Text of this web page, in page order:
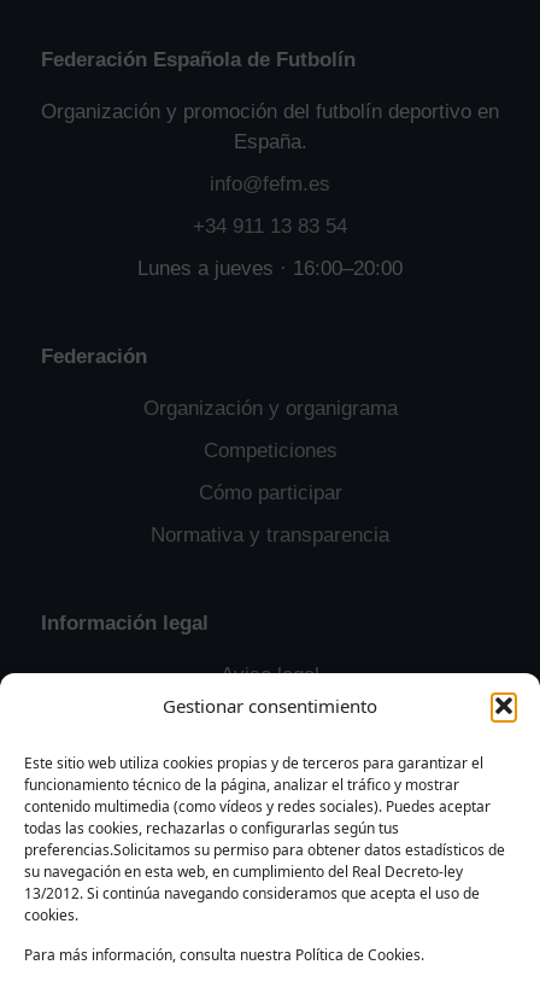
Gestionar consentimiento
Este sitio web utiliza cookies propias y de terceros para garantizar el
funcionamiento técnico de la página, analizar el tráfico y mostrar
contenido multimedia (como vídeos y redes sociales). Puedes aceptar
todas las cookies, rechazarlas o configurarlas según tus
preferencias.Solicitamos su permiso para obtener datos estadísticos de
su navegación en esta web, en cumplimiento del Real Decreto-ley
13/2012. Si continúa navegando consideramos que acepta el uso de
cookies.
Para más información, consulta nuestra Política de Cookies.
Federación Española de Futbolín
Organización y promoción del futbolín deportivo en
España.
info@fefm.es
+34 911 13 83 54
Lunes a jueves · 16:00–20:00
Federación
Organización y organigrama
Competiciones
Cómo participar
Normativa y transparencia
Información legal
Aviso legal
Política de privacidad
Política de cookies
Contacto y solicitudes
Instagram Facebook YouTube